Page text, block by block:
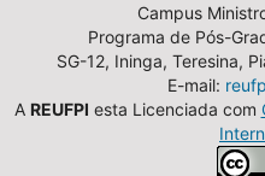
Campus
Programa de Pós-
SG-12, Ininga, Teresina,
E-mail:
A REUFPI esta Licenciada com